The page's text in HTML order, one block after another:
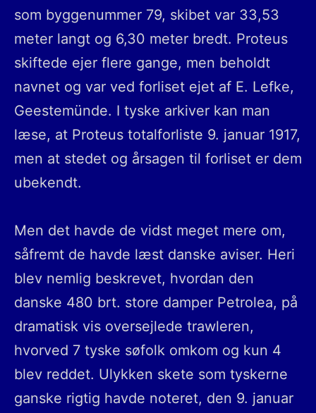
som byggenummer 79, skibet var 33,53
meter langt og 6,30 meter bredt. Proteus
skiftede ejer flere gange, men beholdt
navnet og var ved forliset ejet af E. Lefke,
Geestemünde. I tyske arkiver kan man
læse, at Proteus totalforliste 9. januar 1917,
men at stedet og årsagen til forliset er dem
ubekendt.
Men det havde de vidst meget mere om,
såfremt de havde læst danske aviser. Heri
blev nemlig beskrevet, hvordan den
danske 480 brt. store damper Petrolea, på
dramatisk vis oversejlede trawleren,
hvorved 7 tyske søfolk omkom og kun 4
blev reddet. Ulykken skete som tyskerne
ganske rigtig havde noteret, den 9. januar